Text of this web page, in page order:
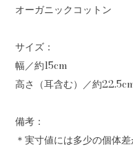
オーガニックコットン
サイズ：
幅／約15cm
高さ（耳含む）／約
備考：
＊実寸値には多少の個体差